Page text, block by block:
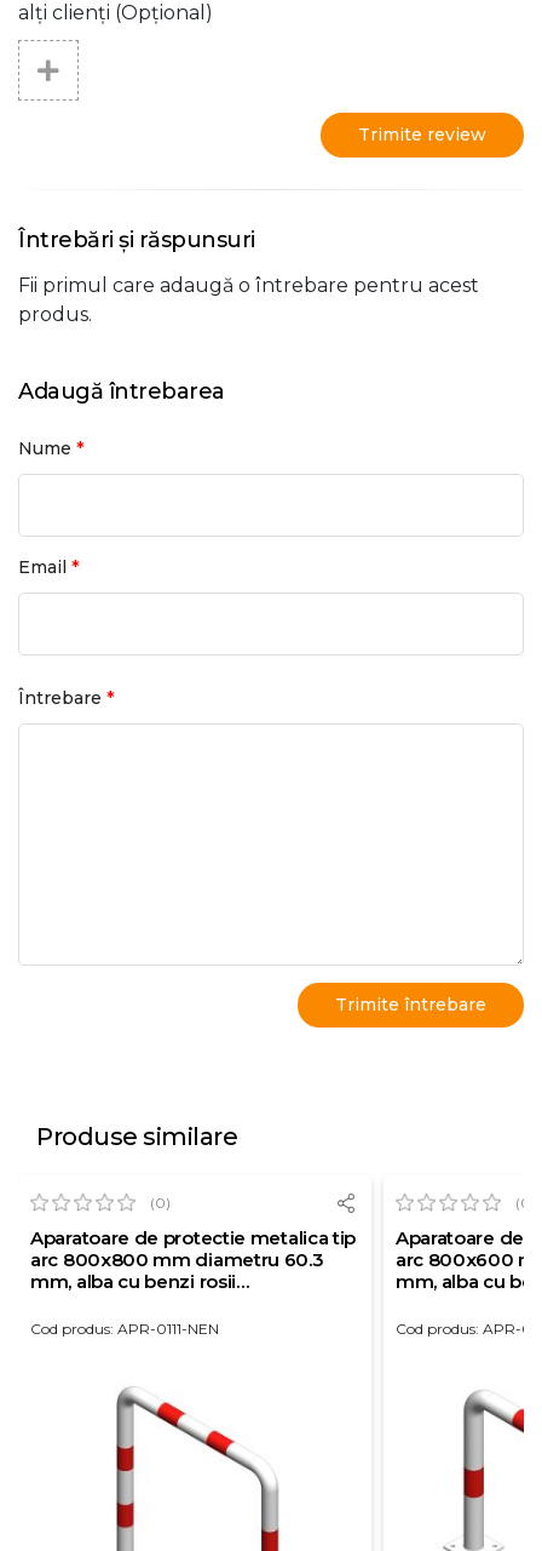
alți clienți (Opțional)
Trimite review
Întrebări și răspunsuri
Fii primul care adaugă o întrebare pentru acest
produs.
Adaugă întrebarea
Nume *
Email *
Întrebare *
Produse similare
(0)
Aparatoare de protectie metalica tip
arc 800x800 mm diametru 60.3
mm, alba cu benzi rosii
Cod produs: APR-0111-NEN
(0)
Aparatoare de
arc 800x600
mm, alba cu
Cod produs: APR-